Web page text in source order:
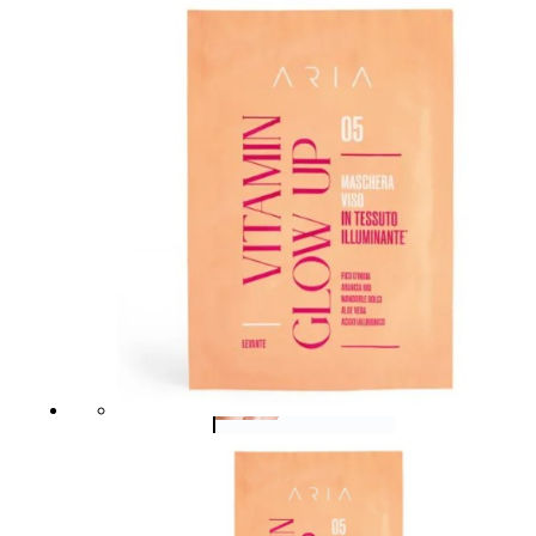
Bb E Cc Cream
Mascara
Eyeliner
Rossetto
Matita Labbra
Gloss
Smalto
Smalto Effetti Speciali
Solventi Unghie